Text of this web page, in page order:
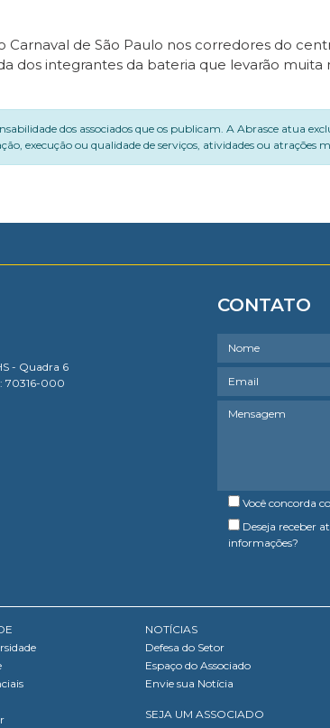
de São Paulo nos corredores do
dos integrantes da bateria que levarão muita
dos associados que os publicam. A Abrasce atua
execução ou qualidade de serviços, atividades ou atrações
- Quadra 6
70316-000
CONTATO
Você concorda
Deseja receber
informações?
NOTÍCIAS
Defesa do Setor
Espaço do Associado
Envie sua Notícia
SEJA UM ASSOCIADO